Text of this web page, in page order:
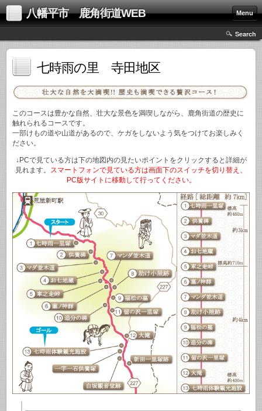
八幡平市 鹿角街道WEB Menu
Search
七時雨の里 寺田地区
このコースは豊かな自然、壮大な景色を満喫しながら、鹿角街道の歴史に
触れられるコースです。
一部けもの道や山道があるので、ケガをしないよう気をつけてお楽しみく
ださい。
↓PCで見ている方は下の地図内の見たいポイントをクリックすると詳細が
見れます。 スマートフォンで見ている方は画面下のスイッチを切り替え、
PC版サイトに移動して行ってください。